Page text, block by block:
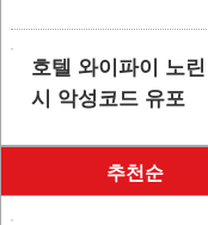
호텔 와이파이 노
시 악성코드 유포
추천순